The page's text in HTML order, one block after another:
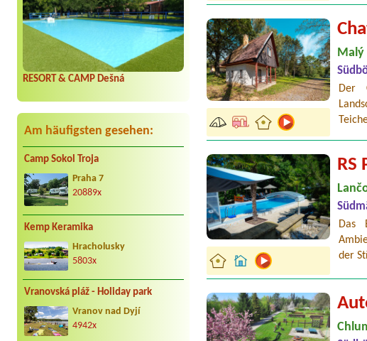
RESORT & CAMP Dešná
Am häufigsten gesehen:
Camp Sokol Troja
Praha 7
20889x
Kemp Keramika
Hracholusky
5803x
Vranovská pláž - Holiday park
Vranov nad Dyjí
4942x
Malý
Der
RS
Das
der